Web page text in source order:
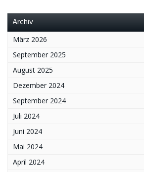
Archiv
März 2026
September 2025
August 2025
Dezember 2024
September 2024
Juli 2024
Juni 2024
Mai 2024
April 2024